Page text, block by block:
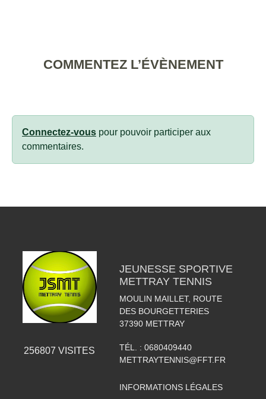
COMMENTEZ L’ÉVÈNEMENT
Connectez-vous pour pouvoir participer aux
commentaires.
256807 VISITES
JEUNESSE SPORTIVE
METTRAY TENNIS
MOULIN MAILLET, ROUTE
DES BOURGETTERIES
37390 METTRAY
TÉL. : 0680409440
METTRAYTENNIS@FFT.FR
INFORMATIONS LÉGALES